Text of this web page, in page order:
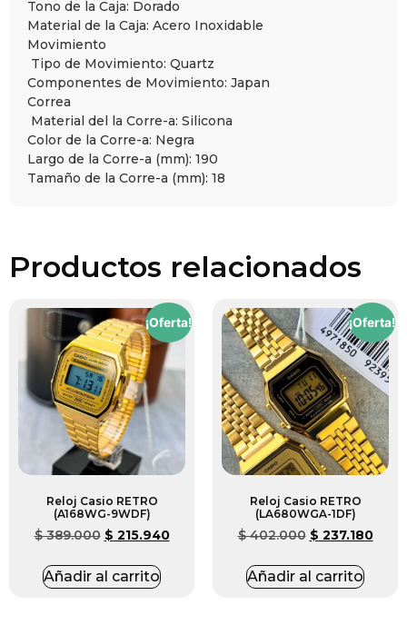
Tono de la Caja: Dorado
Material de la Caja: Acero Inoxidable
Movimiento
Tipo de Movimiento: Quartz
Componentes de Movimiento: Japan
Correa
Material del la Corre-a: Silicona
Color de la Corre-a: Negra
Largo de la Corre-a (mm): 190
Tamaño de la Corre-a (mm): 18
Productos relacionados
¡Oferta!
Reloj Casio RETRO
(A168WG-9WDF)
$389.000 $ 215.940
Añadir al carrito
¡Oferta!
Reloj Casio RETRO
(LA680WGA-1DF)
$402.000 $ 237.180
Añadir al carrito